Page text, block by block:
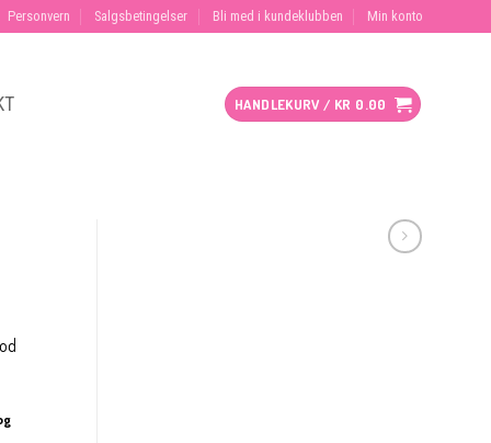
Personvern Salgsbetingelser Bli med i kundeklubben Min konto
HANDLEKURV / KR 0.00